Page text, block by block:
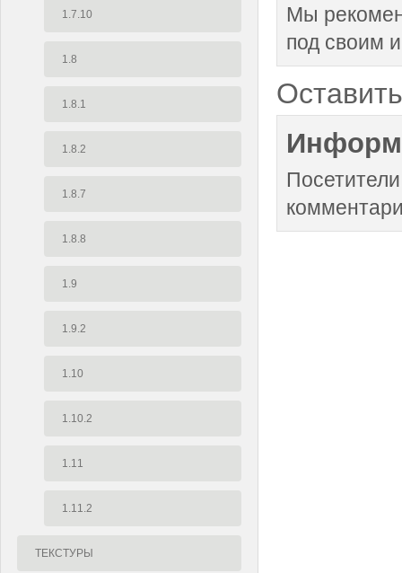
1.7.10
1.8
1.8.1
1.8.2
1.8.7
1.8.8
1.9
1.9.2
1.10
1.10.2
1.11
1.11.2
ТЕКСТУРЫ
Мы
под своим